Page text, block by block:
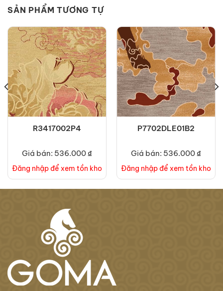
SẢN PHẨM TƯƠNG TỰ
R3417002P4
Giá bán: 536.000 ₫
Đăng nhập để xem tồn kho
P7702DLE01B2
Giá bán: 536.000 ₫
Đăng nhập để xem tồn kho